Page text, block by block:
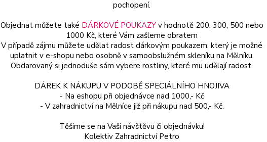
Dostupnost
Varianta
pochopení.
Objednat můžete také DÁRKOVÉ POUKAZYv hodnotě 200, 300, 500 nebo
1000 Kč, které Vám zašleme obratem
V případě zájmu můžete udělat radost dárkovým poukazem, který je možné
uplatnit v e-shopu nebo osobně v samoobslužném skleníku na Mělníku.
Obdarovaný si jednoduše sám vybere rostliny, které mu udělají radost.
DÁREK K NÁKUPU V PODOBĚ SPECIÁLNÍHO HNOJIVA
- Na eshopu při objednávce nad 1000,- Kč
- V zahradnictví na Mělníce již při nákupu nad 500,- Kč.
Těšíme se na Vaši návštěvu či objednávku!
Kolektiv Zahradnictví Petro